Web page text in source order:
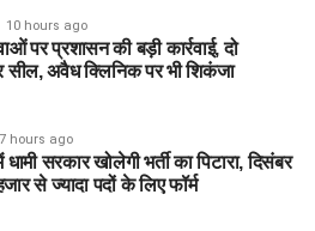
10 hours ago
पर प्रशासन की बड़ी कार्रवाई, दो
सील, अवैध क्लिनिक पर भी शिकंजा
7 hours ago
सरकार खोलेगी भर्ती का पिटारा, दिसंबर
से ज्यादा पदों के लिए फॉर्म